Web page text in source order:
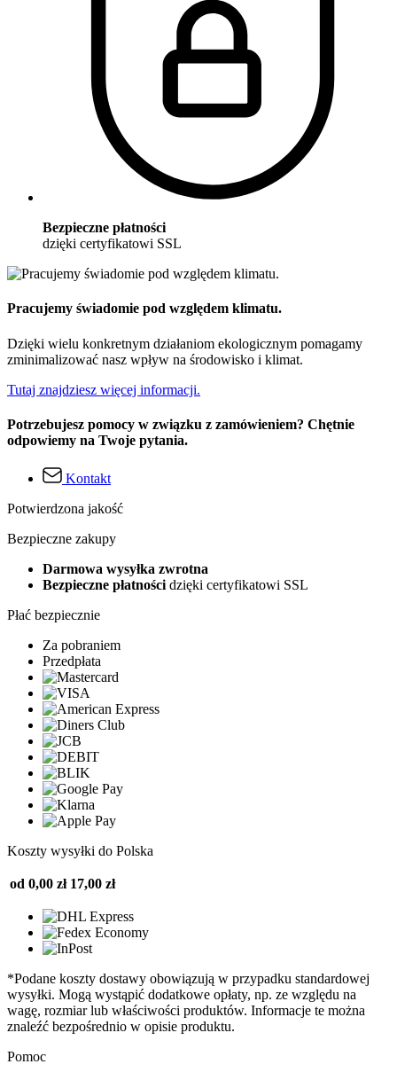
Bezpieczne płatności
dzięki certyfikatowi SSL
Pracujemy świadomie pod względem klimatu.
Dzięki wielu konkretnym działaniom ekologicznym pomagamy
zminimalizować nasz wpływ na środowisko i klimat.
Tutaj znajdziesz więcej informacji.
Potrzebujesz pomocy w związku z zamówieniem? Chętnie
odpowiemy na Twoje pytania.
Kontakt
Potwierdzona jakość
Bezpieczne zakupy
Darmowa wysyłka zwrotna
Bezpieczne płatności dzięki certyfikatowi SSL
Płać bezpiecznie
Za pobraniem
Przedpłata
Koszty wysyłki do Polska
od 0,00 zł 17,00 zł
*Podane koszty dostawy obowiązują w przypadku standardowej
wysyłki. Mogą wystąpić dodatkowe opłaty, np. ze względu na
wagę, rozmiar lub właściwości produktów. Informacje te można
znaleźć bezpośrednio w opisie produktu.
Pomoc